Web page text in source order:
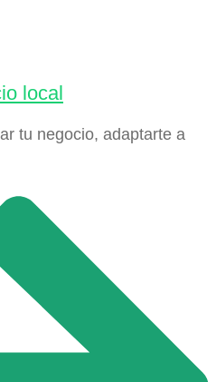
local
tu negocio, adaptarte a